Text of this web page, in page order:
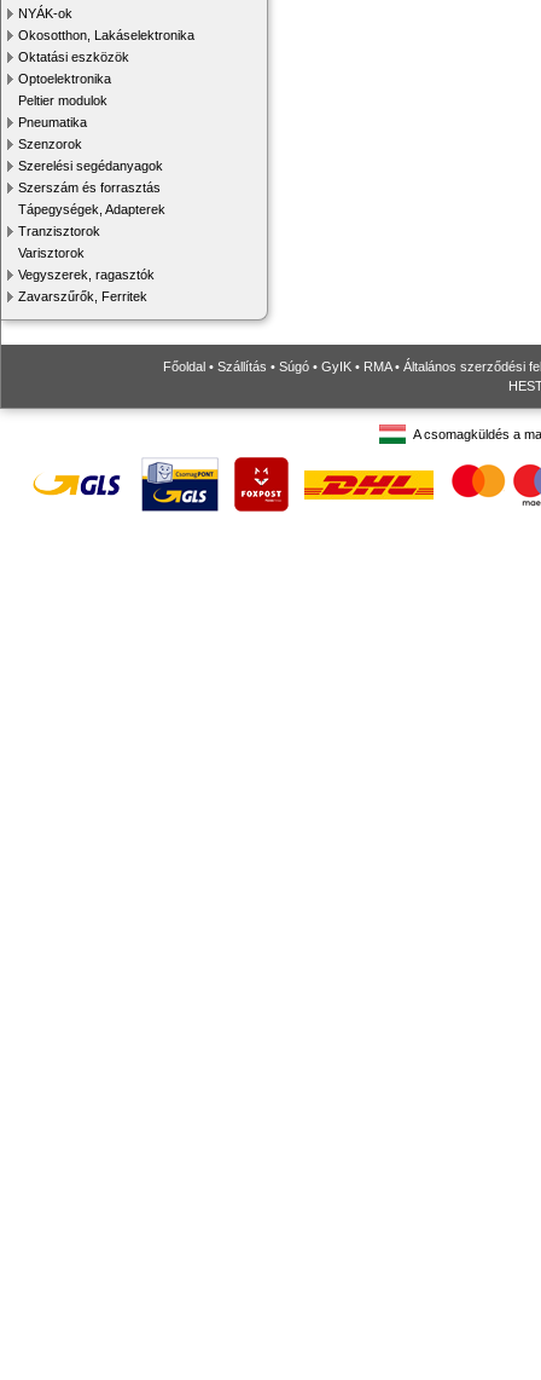
NYÁK-ok
Okosotthon, Lakáselektronika
Oktatási eszközök
Optoelektronika
Peltier modulok
Pneumatika
Szenzorok
Szerelési segédanyagok
Szerszám és forrasztás
Tápegységek, Adapterek
Tranzisztorok
Varisztorok
Vegyszerek, ragasztók
Zavarszűrők, Ferritek
Főoldal • Szállítás • Súgó • GyIK • RMA• Általános szerződési
A csomagküldés a